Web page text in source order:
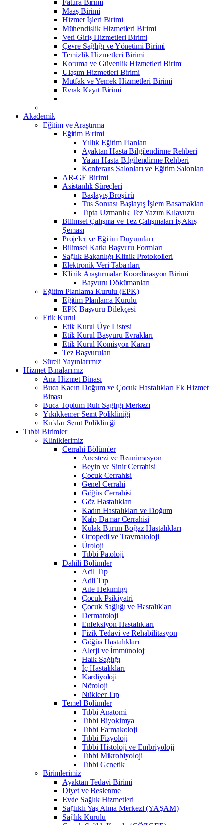
Fatura Birimi
Maaş Birimi
Hizmet İşleri Birimi
Mühendislik Hizmetleri Birimi
Veri Giriş Hizmetleri Birimi
Çevre Sağlığı ve Yönetimi Birimi
Temizlik Hizmetleri Birimi
Koruma ve Güvenlik Hizmetleri Birimi
Ulaşım Hizmetleri Birimi
Mutfak ve Yemek Hizmetleri Birimi
Evrak Kayıt Birimi
Akademik
Eğitim ve Araştırma
Eğitim Birimi
Yıllık Eğitim Planları
Ayaktan Hasta Bilgilendirme Rehberi
Yatan Hasta Bilgilendirme Rehberi
Konferans Salonları ve Eğitim Salonları
AR-GE Birimi
Asistanlık Süreçleri
Başlayış Broşürü
Tus Sonrası Başlayış İşlem Basamakları
Tıpta Uzmanlık Tez Yazım Kılavuzu
Bilimsel Çalışma ve Tez Çalışmaları İş Akış
Şeması
Projeler ve Eğitim Duyuruları
Bilimsel Katkı Başvuru Formları
Sağlık Bakanlığı Klinik Protokolleri
Elektronik Veri Tabanları
Klinik Araştırmalar Koordinasyon Birimi
Başvuru Dökümanları
Eğitim Planlama Kurulu (EPK)
Eğitim Planlama Kurulu
EPK Başvuru Dilekçesi
Etik Kurul
Etik Kurul Üye Listesi
Etik Kurul Başvuru Evrakları
Etik Kurul Komisyon Kararı
Tez Başvuruları
Süreli Yayınlarımız
Hizmet Binalarımız
Ana Hizmet Binası
Buca Kadın Doğum ve Çocuk Hastalıkları Ek Hizmet
Binası
Buca Toplum Ruh Sağlığı Merkezi
Yıkıkkemer Semt Polikliniği
Kırklar Semt Polikliniği
Tıbbi Birimler
Kliniklerimiz
Cerrahi Bölümler
Anestezi ve Reanimasyon
Beyin ve Sinir Cerrahisi
Çocuk Cerrahisi
Genel Cerrahi
Göğüs Cerrahisi
Göz Hastalıkları
Kadın Hastalıkları ve Doğum
Kalp Damar Cerrahisi
Kulak Burun Boğaz Hastalıkları
Ortopedi ve Travmatoloji
Üroloji
Tıbbi Patoloji
Dahili Bölümler
Acil Tıp
Adli Tıp
Aile Hekimliği
Çocuk Psikiyatri
Çocuk Sağlığı ve Hastalıkları
Dermatoloji
Enfeksiyon Hastalıkları
Fizik Tedavi ve Rehabilitasyon
Göğüs Hastalıkları
Alerji ve İmmünoloji
Halk Sağlığı
İç Hastalıkları
Kardiyoloji
Nöroloji
Nükleer Tıp
Temel Bölümler
Tıbbi Anatomi
Tıbbi Biyokimya
Tıbbi Farmakoloji
Tıbbi Fizyoloji
Tıbbi Histoloji ve Embriyoloji
Tıbbi Mikrobiyoloji
Tıbbi Genetik
Birimlerimiz
Ayaktan Tedavi Birimi
Diyet ve Beslenme
Evde Sağlık Hizmetleri
Sağlıklı Yaş Alma Merkezi (YAŞAM)
Sağlık Kurulu